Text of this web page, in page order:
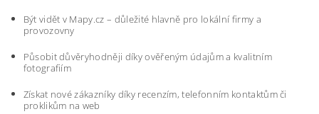
Být vidět v Mapy.cz – důležité hlavně pro lokální firmy a
provozovny
Působit důvěryhodněji díky ověřeným údajům a kvalitním
fotografiím
Získat nové zákazníky díky recenzím, telefonním kontaktům či
proklikům na web